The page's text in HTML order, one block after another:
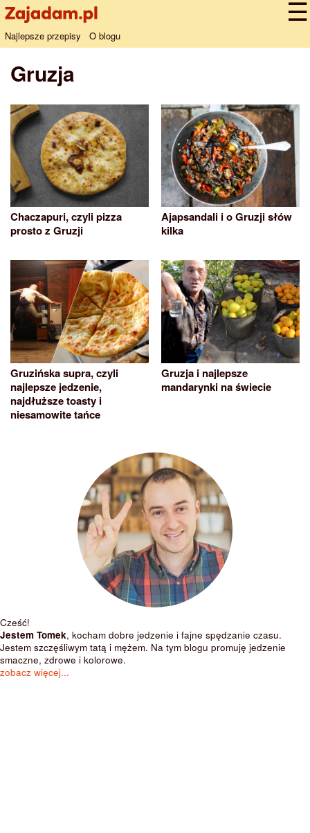
Najlepsze przepisy O blogu
Gruzja
Chaczapuri, czyli pizza
prosto z Gruzji
Ajapsandali i o Gruzji słów
kilka
Gruzińska supra, czyli
najlepsze jedzenie,
najdłuższe toasty i
niesamowite tańce
Gruzja i najlepsze
mandarynki na świecie
Cześć!
Jestem Tomek, kocham dobre jedzenie i fajne spędzanie czasu.
Jestem szczęśliwym tatą i mężem. Na tym blogu promuję jedzenie
smaczne, zdrowe i kolorowe.
zobacz więcej...